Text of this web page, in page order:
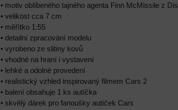
• motiv oblíbeného tajného agenta Finn McMissile z
• velikost cca 7 cm
• měřítko 1:55
• detailní zpracování modelu
• vyrobeno ze slitiny kovů
• vhodné na hraní i vystavení
• lehké a odolné provedení
• realistický vzhled inspirovaný filmem Cars 2
• balení obsahuje 1 ks autíčka
• skvělý dárek pro fanoušky autíček Cars